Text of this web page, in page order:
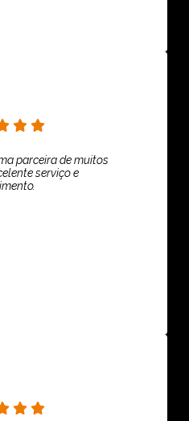
parceira de muitos
serviço e